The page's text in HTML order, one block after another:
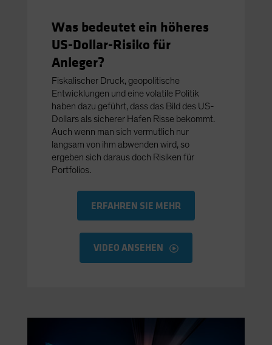
Was bedeutet ein höheres
US-Dollar-Risiko für
Anleger?
Fiskalischer Druck, geopolitische
Entwicklungen und eine volatile Politik
haben dazu geführt, dass das Bild des US-
Dollars als sicherer Hafen Risse bekommt.
Auch wenn man sich vermutlich nur
langsam von ihm abwenden wird, so
ergeben sich daraus doch Risiken für
Portfolios.
ERFAHREN SIE MEHR
VIDEO ANSEHEN